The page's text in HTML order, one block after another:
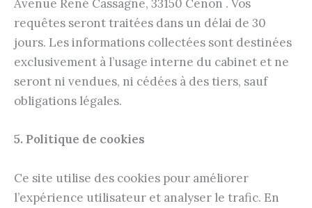
Avenue René Cassagne, 33150 Cenon . Vos
requêtes seront traitées dans un délai de 30
jours. Les informations collectées sont destinées
exclusivement à l’usage interne du cabinet et ne
seront ni vendues, ni cédées à des tiers, sauf
obligations légales.
5. Politique de cookies
Ce site utilise des cookies pour améliorer
l’expérience utilisateur et analyser le trafic. En